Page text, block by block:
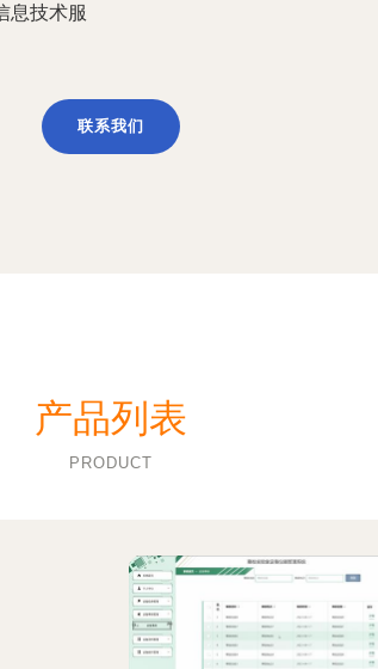
息技术服
联系我们
产品列表
PRODUCT